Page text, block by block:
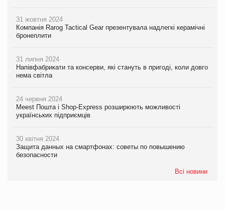
31 жовтня 2024
Компанія Rarog Tactical Gear презентувала надлегкі керамічні
бронеплити
31 липня 2024
Напівфабрикати та консерви, які стануть в пригоді, коли довго
нема світла
24 червня 2024
Meest Пошта і Shop-Express розширюють можливості
українських підприємців
30 квітня 2024
Защита данных на смартфонах: советы по повышению
безопасности
Всі новини